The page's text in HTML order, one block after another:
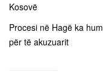
Kosovë
Procesi në Hagë ka
për të akuzuarit